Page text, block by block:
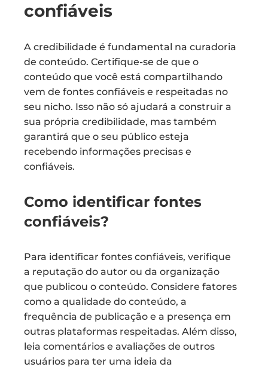
confiáveis
A credibilidade é fundamental na curadoria
de conteúdo. Certifique-se de que o
conteúdo que você está compartilhando
vem de fontes confiáveis e respeitadas no
seu nicho. Isso não só ajudará a construir a
sua própria credibilidade, mas também
garantirá que o seu público esteja
recebendo informações precisas e
confiáveis.
Como identificar fontes
confiáveis?
Para identificar fontes confiáveis, verifique
a reputação do autor ou da organização
que publicou o conteúdo. Considere fatores
como a qualidade do conteúdo, a
frequência de publicação e a presença em
outras plataformas respeitadas. Além disso,
leia comentários e avaliações de outros
usuários para ter uma ideia da